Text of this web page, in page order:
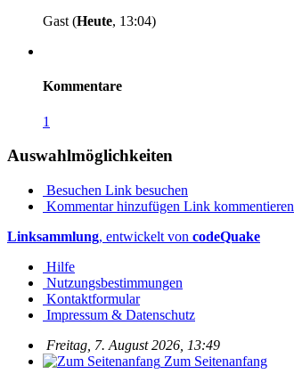
Gast (Heute, 13:04)
Kommentare
1
Auswahlmöglichkeiten
Besuchen Link besuchen
Kommentar hinzufügen Link kommentieren
Linksammlung, entwickelt von codeQuake
Hilfe
Nutzungsbestimmungen
Kontaktformular
Impressum & Datenschutz
Freitag, 7. August 2026, 13:49
Zum Seitenanfang